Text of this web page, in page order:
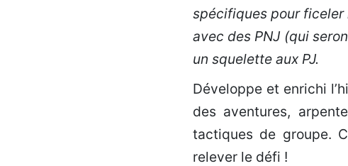
spécifiques pour ficeler
avec des PNJ (qui
un squelette aux PJ.
Développe et enrichi
des aventures,
tactiques de groupe.
relever le défi !